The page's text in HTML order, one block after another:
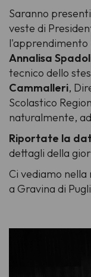
Saranno
veste di
l'apprendimento
Annalisa
tecnico dello
Cammalleri,
Scolastico
naturalmente,
Riportate la
dettagli della
Ci vediamo
a Gravina di